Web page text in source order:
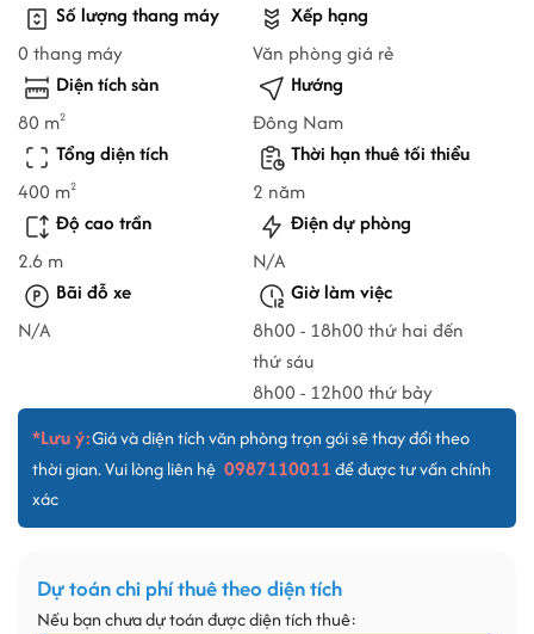
Số lượng thang máy
0 thang máy
Xếp hạng
Văn phòng giá rẻ
Diện tích sàn
80 m2
Hướng
Đông Nam
Tổng diện tích
400 m2
Thời hạn thuê tối thiểu
2 năm
Độ cao trần
2.6 m
Điện dự phòng
N/A
Bãi đỗ xe
N/A
Giờ làm việc
8h00 - 18h00 thứ hai đến
thứ sáu
8h00 - 12h00 thứ bảy
*Lưu ý:Giá và diện tích văn phòng trọn gói sẽ thay đổi theo
thời gian. Vui lòng liên hệ 0987110011để được tư vấn chính
xác
Dự toán chi phí thuê theo diện tích
Nếu bạn chưa dự toán được diện tích thuê: